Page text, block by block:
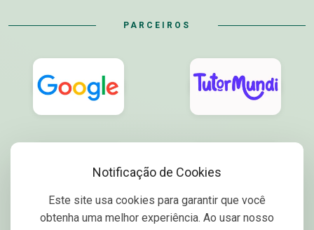
PARCEIROS
Notificação de Cookies
Este site usa cookies para garantir que você
obtenha uma melhor experiência. Ao usar nosso